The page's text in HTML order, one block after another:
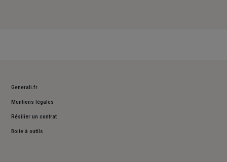
Generali.fr
Mentions légales
Résilier un contrat
Boite à outils